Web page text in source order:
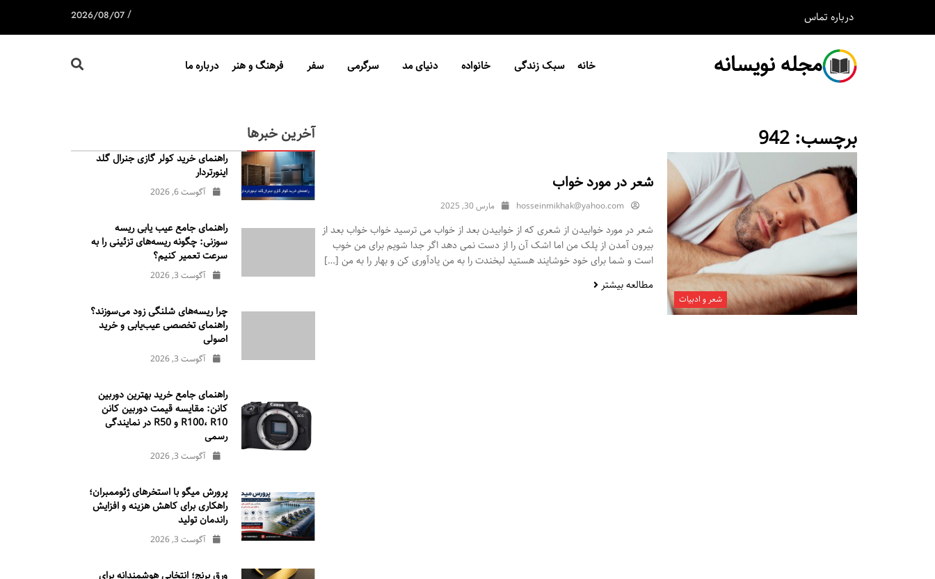
درباره تماس /
2026/08/07
مجله نویسانه خانه سبک زندگی خانواده دنیای مد سرگرمی سفر فرهنگ و هنر درباره ما
برچسب: 942
شعر و ادبیات
شعر در مورد خواب
hosseinmikhak@yahoo.com مارس 30, 2025
شعر در مورد خوابیدن از شعری که از خوابیدن بعد از خواب می ترسید خواب خواب بعد از
بیرون آمدن از پلک من اما اشک آن را از دست نمی دهد اگر جدا شویم برای من خوب
است و شما برای خود خوشایند هستید لبخندت را به من یادآوری کن و بهار را به من […]
مطالعه بیشتر
آخرین خبرها
راهنمای خرید کولر گازی جنرال‌ گلد
اینورتر‌دار
آگوست 6, 2026
راهنمای جامع عیب یابی ریسه
سوزنی: چگونه ریسه‌های تزئینی را به
سرعت تعمیر کنیم؟
آگوست 3, 2026
چرا ریسه‌های شلنگی زود می‌سوزند؟
راهنمای تخصصی عیب‌یابی و خرید
اصولی
آگوست 3, 2026
راهنمای جامع خرید بهترین دوربین
کانن: مقایسه قیمت دوربین کانن
R100، R10 و R50 در نمایندگی
رسمی
آگوست 3, 2026
پرورش میگو با استخرهای ژئوممبران؛
راهکاری برای کاهش هزینه و افزایش
راندمان تولید
آگوست 3, 2026
ورق برنج؛ انتخابی هوشمندانه برای